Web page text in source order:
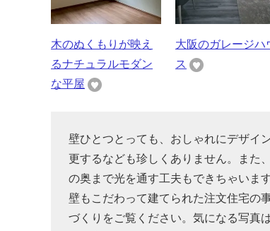
木のぬくもりが映え
るナチュラルモダン
な平屋
大阪のガレージハ
ス
壁ひとつとっても、おしゃれにデザイ
更するなども珍しくありません。また
の奥まで光を通す工夫もできちゃいま
壁もこだわって建てられた注文住宅の
づくりをご覧ください。気になる写真